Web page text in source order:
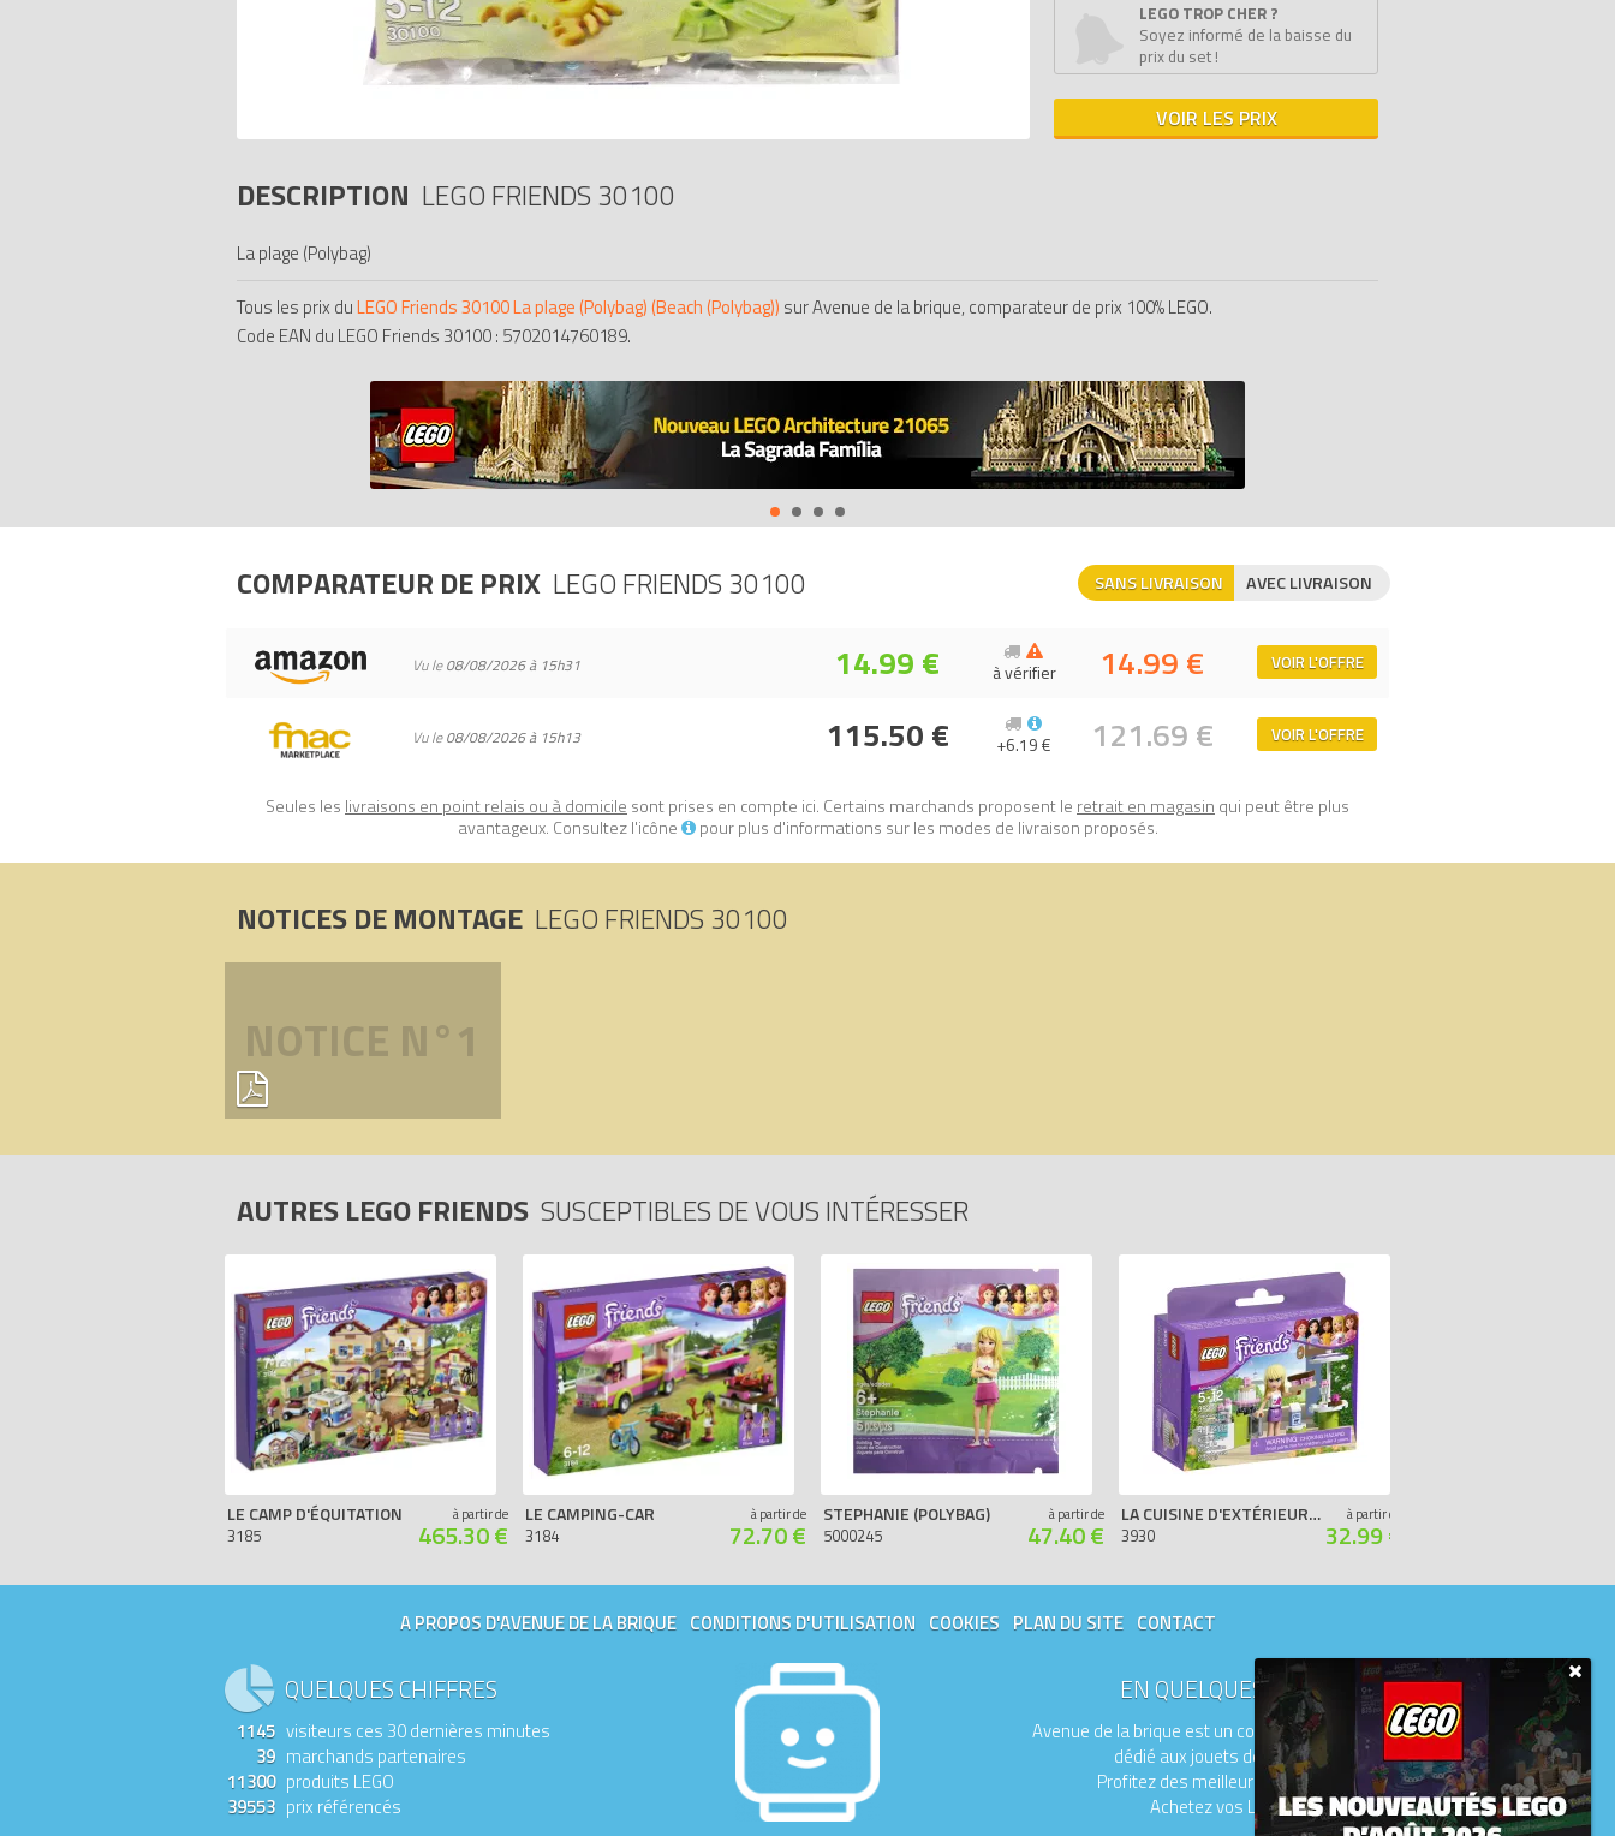
LEGO TROP CHER ?
Soyez informé de la baisse du
prix du set !
VOIR LES PRIX
DESCRIPTION LEGO FRIENDS 30100
La plage (Polybag)
Tous les prix duLEGO Friends 30100 La plage (Polybag) (Beach (Polybag)) sur Avenue de la brique, comparateur de prix 100% LEGO.
Code EAN du LEGO Friends 30100 : 5702014760189.
COMPARATEUR DE PRIX LEGO FRIENDS 30100 SANS LIVRAISON AVEC LIVRAISON
Vu le08/08/2026 à 15h31 14.99 € 14.99 € VOIR L'OFFRE
à vérifier
Vu le08/08/2026 à 15h13 115.50 € 121.69 € VOIR L'OFFRE
+6.19 €
Seules les livraisons en point relais ou à domicile sont prises en compte ici. Certains marchands proposent le retrait en magasin qui peut être plus
avantageux. Consultez l'icône
pour plus d'informations sur les modes de livraison proposés.
NOTICES DE MONTAGE LEGO FRIENDS 30100
NOTICE N°1
AUTRES LEGO FRIENDS SUSCEPTIBLES DE VOUS INTÉRESSER
LE CAMP D'ÉQUITATION
3185
à partir de
465.30 €
LE CAMPING-CAR
3184
à partir de
72.70 €
STEPHANIE (POLYBAG)
5000245
à partir de
47.40 €
LA CUISINE D'EXTÉRIEUR DE STÉPHANIE
3930
à partir de
32.99 €
A PROPOS D'AVENUE DE LA BRIQUE CONDITIONS D'UTILISATION COOKIES PLAN DU SITE CONTACT
EN QUELQUES MOTS
Avenue de la brique est un comparateur de prix
dédié aux jouets de la marque LEGO.
Profitez des meilleurs prix du moment.
Achetez vos LEGO moins chers.
QUELQUES CHIFFRES
1145 visiteurs ces 30 dernières minutes
39 marchands partenaires
11300 produits LEGO
39553 prix référencés